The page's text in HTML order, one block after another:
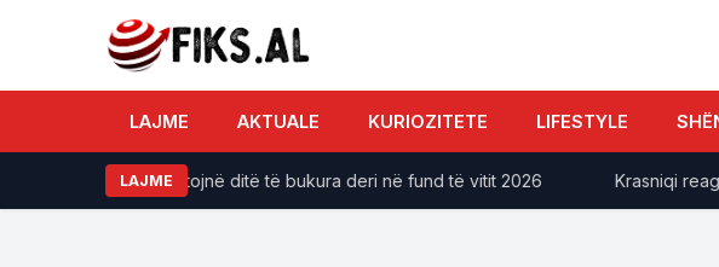
LAJME AKTUALE KURIOZITETE LIFESTYLE
LAJME
do të përjetojnë ditë të bukura deri në fund të vitit 2026 ​Krasniqi reagon